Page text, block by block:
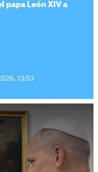
papa León XIV a
13:53